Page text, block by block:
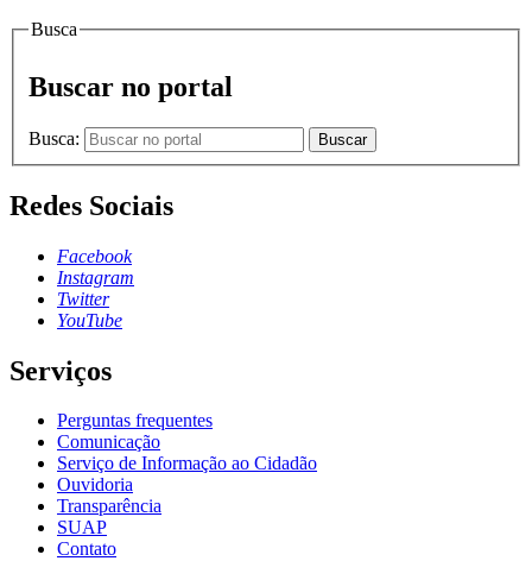
Busca
Buscar no portal
Busca: Buscar
Redes Sociais
Facebook
Instagram
Twitter
YouTube
Serviços
Perguntas frequentes
Comunicação
Serviço de Informação ao Cidadão
Ouvidoria
Transparência
SUAP
Contato